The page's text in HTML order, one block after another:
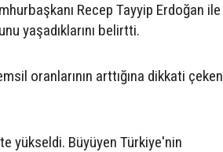
Recep Tayyip Erdoğan ile
yaşadıklarını belirtti.
oranlarının arttığına dikkati çeken
yükseldi. Büyüyen Türkiye'nin